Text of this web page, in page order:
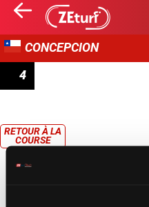
CONCEPCION
4
RETOUR À LA
COURSE